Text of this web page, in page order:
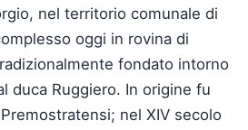
nel territorio comunale di
oggi in rovina di
fondato intorno
duca Ruggiero. In origine fu
nel XIV secolo